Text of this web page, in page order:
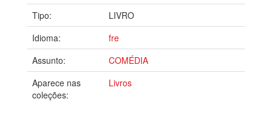
Tipo:
LIVRO
Idioma:
fre
Assunto:
COMÉDIA
Aparece nas
coleções:
Livros